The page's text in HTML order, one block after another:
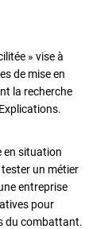
» vise à
de mise en
la recherche
en situation
un métier
entreprise
pour
du combattant.